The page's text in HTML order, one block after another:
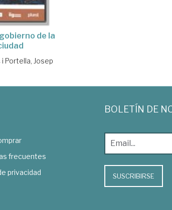
de la
Portella, Josep
frecuentes
privacidad
BOLETÍN DE
SUSCRIBIRSE